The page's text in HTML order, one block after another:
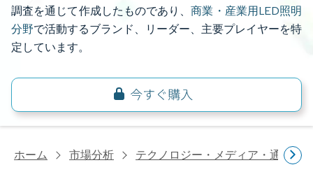
調査を通じて作成したものであり、商業・産業用LED照明
分野で活動するブランド、リーダー、主要プレイヤーを特
定しています。
ホーム 市場分析 テクノロジー・メディア・通信研